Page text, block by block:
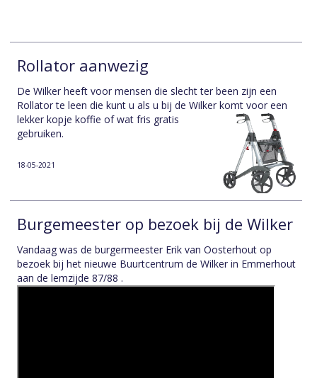
Rollator aanwezig
De Wilker heeft voor mensen die slecht ter been zijn een
Rollator te leen die kunt u als u bij de Wilker komt voor een
lekker kopje koffie of wat fris gratis
gebruiken.
18-05-2021
Burgemeester op bezoek bij de Wilker
Vandaag was de burgermeester Erik van Oosterhout op
bezoek bij het nieuwe Buurtcentrum de Wilker in Emmerhout
aan de lemzijde 87/88 .